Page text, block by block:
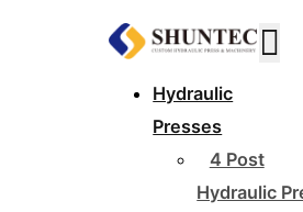
Hydraulic
Presses
4 Post
Hydraulic